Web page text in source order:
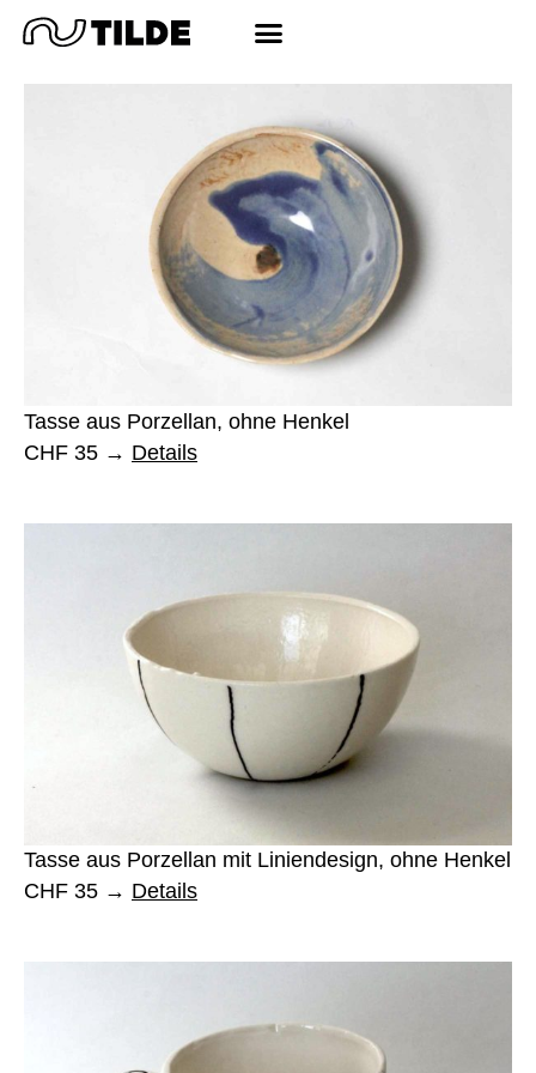
Tasse aus Porzellan, ohne Henkel
CHF 35
Details
Tasse aus Porzellan mit Liniendesign, ohne Henkel
CHF 35
Details